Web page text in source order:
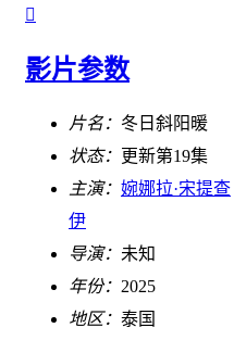

影片参数
片名： 冬日斜阳暖
状态： 更新第19集
主演： 婉娜拉·宋提查
伊
导演： 未知
年份： 2025
地区： 泰国